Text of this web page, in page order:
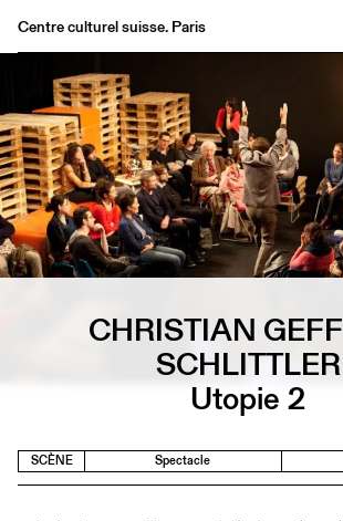
Centre culturel suisse. Paris
Agenda
Librairie
Buvette
Archives
Médiathèque
Éditions
Informations
CHRISTIAN
SCHLITTLER
Utopie 2
SCÈNE Spectacle